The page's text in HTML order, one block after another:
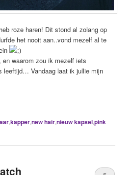
roze haren! Dit stond al zolang op
het nooit aan..vond mezelf al te
en waarom zou ik mezelf iets
leeftijd… Vandaag laat ik jullie mijn
,kapper,new hair,nieuw kapsel,pink